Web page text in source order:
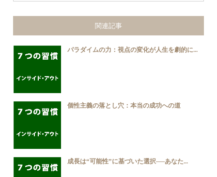
関連記事
パラダイムの力：視点の変化が人生を劇的に...
個性主義の落とし穴：本当の成功への道
成長は“可能性”に基づいた選択──あなた...